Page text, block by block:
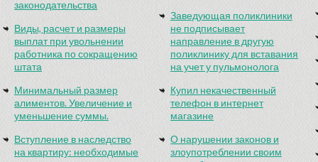
законодательства
Виды, расчет и размеры
выплат при увольнении
работника по сокращению
штата
Минимальный размер
алиментов. Увеличение и
уменьшение суммы.
Вступление в наследство
на квартиру: необходимые
Заведующая поликлиники
не подписывает
направление в другую
поликлинику для вставания
на учет у пульмонолога
Купил некачественный
телефон в интернет
магазине
О нарушении законов и
злоупотреблении своим